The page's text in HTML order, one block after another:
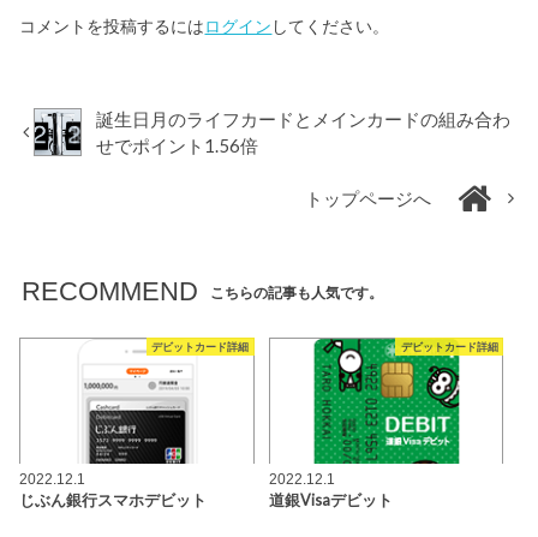
コメントを投稿するにはログイン してください。
誕生日月のライフカードとメインカードの組み合わ
せでポイント1.56倍
トップページへ
RECOMMEND こちらの記事も人気です。
デビットカード詳細
2022.12.1
じぶん銀行スマホデビット
デビットカード詳細
2022.12.1
道銀Visaデビット